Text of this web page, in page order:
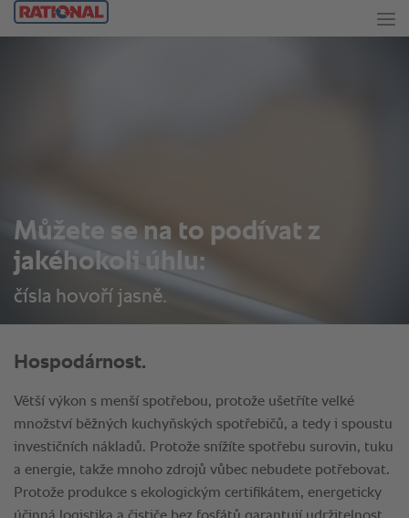
Můžete se na to podívat z
jakéhokoli úhlu:
čísla hovoří jasně.